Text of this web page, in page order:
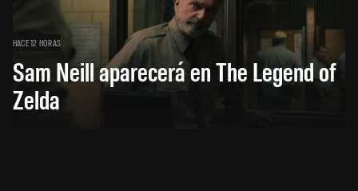
HACE 12 HORAS
Sam Neill aparecerá en The Legend of
Zelda